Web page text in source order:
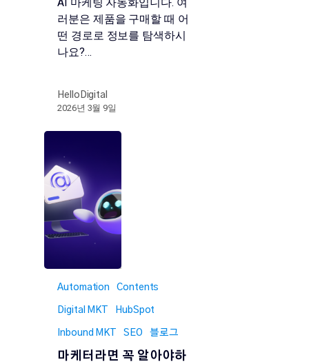
러분은 제품을 구매할 때 어
떤 경로로 정보를 탐색하시
나요?…
HelloDigital
2026년 3월 9일
Automation Contents
Digital MKT HubSpot
Inbound MKT SEO 블로그
마케터라면 꼭 알아야하